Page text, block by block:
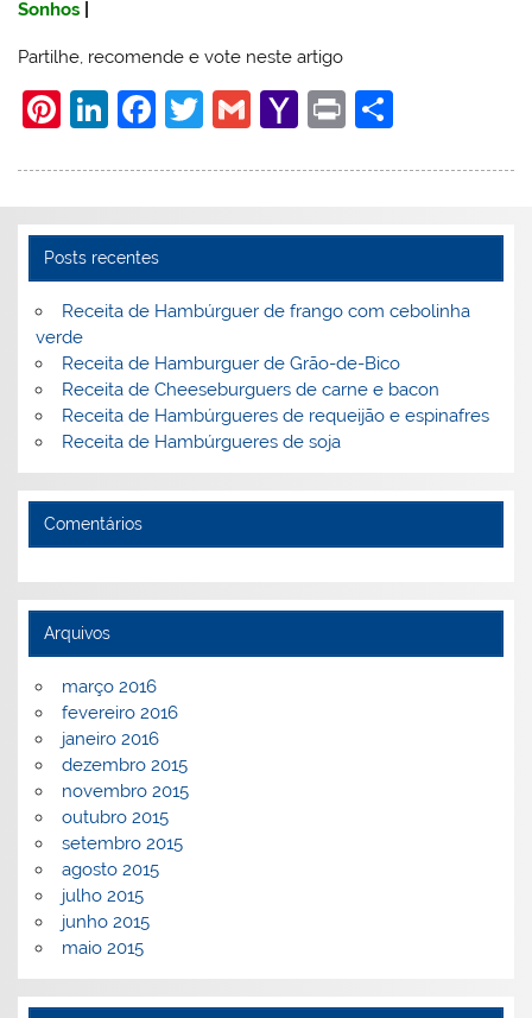
Sonhos
Partilhe, recomende e vote neste artigo
Pi
er
e
st
Li
k
dI
n
F
c
b
o
k
T
itt
G
ai
Y
h
M
l
Pr
t
ar
Posts recentes
Receita de Hambúrguer de frango com cebolinha
verde
Receita de Hamburguer de Grão-de-Bico
Receita de Cheeseburguers de carne e bacon
Receita de Hambúrgueres de requeijão e espinafres
Receita de Hambúrgueres de soja
Comentários
Arquivos
março 2016
fevereiro 2016
janeiro 2016
dezembro 2015
novembro 2015
outubro 2015
setembro 2015
agosto 2015
julho 2015
junho 2015
maio 2015